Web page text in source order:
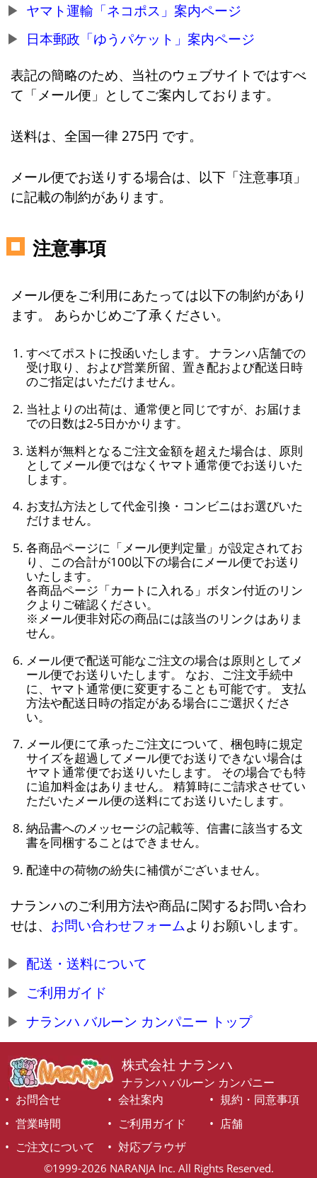
ヤマト運輸「ネコポス」案内ページ
日本郵政「ゆうパケット」案内ページ
表記の簡略のため、当社のウェブサイトではすべ
て「メール便」としてご案内しております。
送料は、全国一律 275円 です。
メール便でお送りする場合は、以下「注意事項」
に記載の制約があります。
注意事項
メール便をご利用にあたっては以下の制約があり
ます。 あらかじめご了承ください。
すべてポストに投函いたします。 ナランハ店舗での
受け取り、および営業所留、置き配および配送日時
のご指定はいただけません。
当社よりの出荷は、通常便と同じですが、お届けま
での日数は2-5日かかります。
送料が無料となるご注文金額を超えた場合は、原則
としてメール便ではなくヤマト通常便でお送りいた
します。
お支払方法として代金引換・コンビニはお選びいた
だけません。
各商品ページに「メール便判定量」が設定されてお
り、この合計が100以下の場合にメール便でお送り
いたします。
各商品ページ「カートに入れる」ボタン付近のリン
クよりご確認ください。
※メール便非対応の商品には該当のリンクはありま
せん。
メール便で配送可能なご注文の場合は原則としてメ
ール便でお送りいたします。 なお、ご注文手続中
に、ヤマト通常便に変更することも可能です。 支払
方法や配送日時の指定がある場合にご選択くださ
い。
メール便にて承ったご注文について、梱包時に規定
サイズを超過してメール便でお送りできない場合は
ヤマト通常便でお送りいたします。 その場合でも特
に追加料金はありません。 精算時にご請求させてい
ただいたメール便の送料にてお送りいたします。
納品書へのメッセージの記載等、信書に該当する文
書を同梱することはできません。
配達中の荷物の紛失に補償がございません。
ナランハのご利用方法や商品に関するお問い合わ
せは、 お問い合わせフォームよりお願いします。
配送・送料について
ご利用ガイド
ナランハ バルーン カンパニー トップ
株式会社 ナランハ
ナランハ バルーン カンパニー
お問合せ
会社案内
規約・同意事項
営業時間
ご利用ガイド
店舗
ご注文について
対応ブラウザ
©1999-2026 NARANJA Inc. All Rights Reserved.